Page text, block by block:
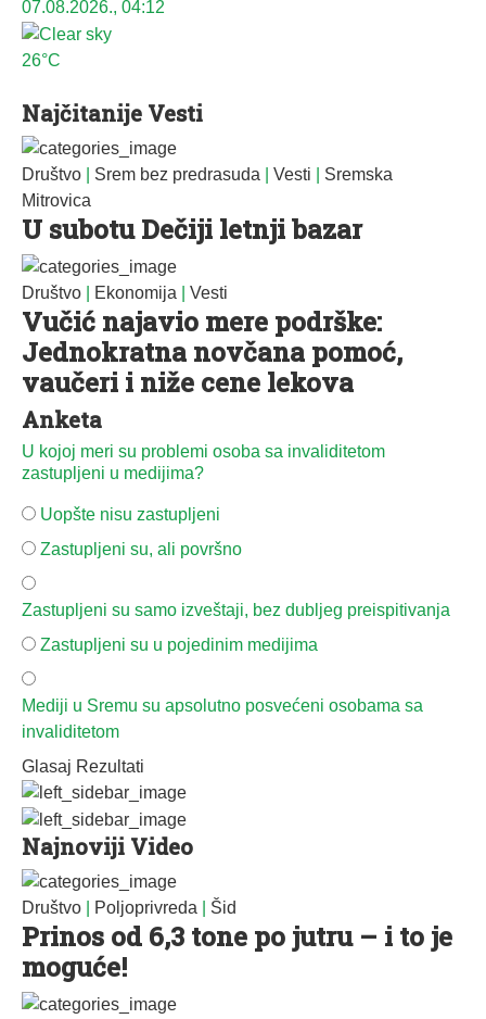
07.08.2026., 04:12
26°C
Najčitanije Vesti
Društvo Srem bez predrasuda Vesti
Sremska
Mitrovica
U subotu Dečiji letnji bazar
Društvo Ekonomija Vesti
Vučić najavio mere podrške:
Jednokratna novčana pomoć,
vaučeri i niže cene lekova
Anketa
U kojoj meri su problemi osoba sa invaliditetom
zastupljeni u medijima?
Uopšte nisu zastupljeni
Zastupljeni su, ali površno
Zastupljeni su samo izveštaji, bez dubljeg preispitivanja
Zastupljeni su u pojedinim medijima
Mediji u Sremu su apsolutno posvećeni osobama sa
invaliditetom
Glasaj Rezultati
Najnoviji Video
Društvo Poljoprivreda Šid
Prinos od 6,3 tone po jutru – i to je
moguće!